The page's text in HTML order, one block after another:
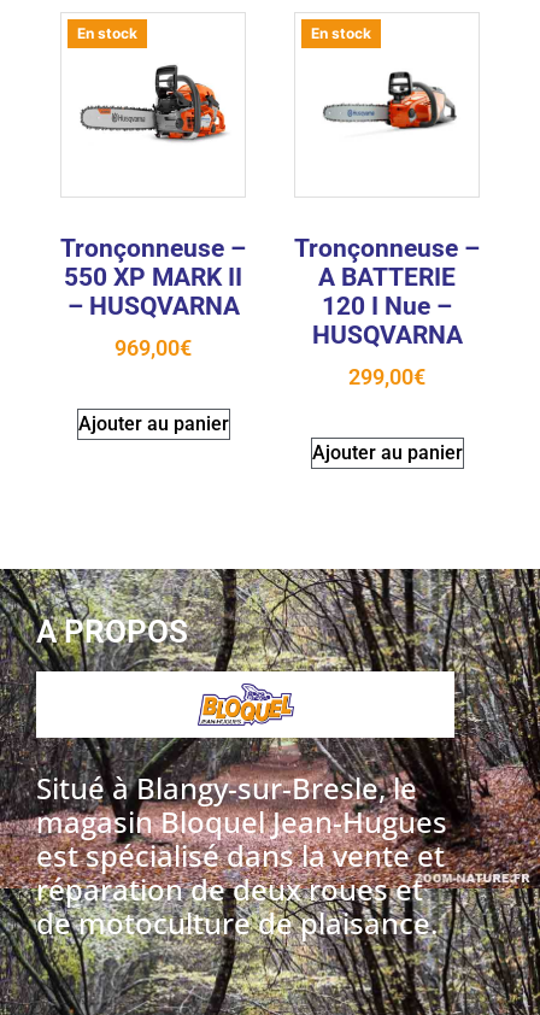
En stock
Tronçonneuse –
550 XP MARK II
– HUSQVARNA
969,00€
Ajouter au panier
En stock
Tronçonneuse –
A BATTERIE
120 I Nue –
HUSQVARNA
299,00€
Ajouter au panier
A PROPOS
Situé à Blangy-sur-Bresle, le
magasin Bloquel Jean-Hugues
est spécialisé dans la vente et
réparation de deux roues et
de motoculture de plaisance.